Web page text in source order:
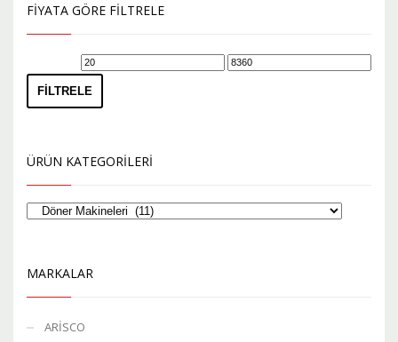
FIYATA GÖRE FILTRELE
En
düşük
fiyat
En
FILTRELE
ÜRÜN KATEGORILERI
MARKALAR
ARİSCO